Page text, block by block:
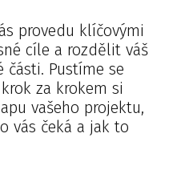
provedu klíčovými
cíle a rozdělit váš
Pustíme se
za krokem si
vašeho projektu,
vás čeká a jak to